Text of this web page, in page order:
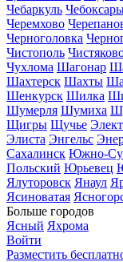
Чебаркуль
Черемхово
Черноголовка
Чистополь
Чухлома Шагонар
Шахтерск Шахты
Шенкурск Шилка
Шумерля Шумиха
Щигры Щучье
Элиста Энгельс
Сахалинск Южно-
Польский Юрьевец
Ялуторовск Янаул
Ясиноватая
Больше городов
Ясный Яхрома
Войти
Разместить